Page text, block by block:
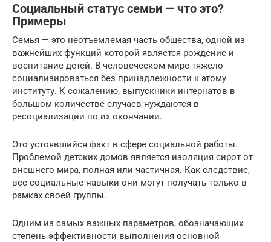
Социальный статус семьи — что это?
Примеры
Семья — это неотъемлемая часть общества, одной из
важнейших функций которой является рождение и
воспитание детей. В человеческом мире тяжело
социализироваться без принадлежности к этому
институту. К сожалению, выпускники интернатов в
большом количестве случаев нуждаются в
ресоциализации по их окончании.
Это устоявшийся факт в сфере социальной работы.
Проблемой детских домов является изоляция сирот от
внешнего мира, полная или частичная. Как следствие,
все социальные навыки они могут получать только в
рамках своей группы.
Одним из самых важных параметров, обозначающих
степень эффективности выполнения основной